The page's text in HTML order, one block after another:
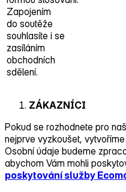
Zapojením
do soutěže
souhlasíte i se
zasíláním
obchodních
sdělení.
ZÁKAZNÍCI
Pokud se rozhodnete pro
nejprve vyzkoušet,
Osobní údaje budeme
abychom Vám mohli
poskytování služby